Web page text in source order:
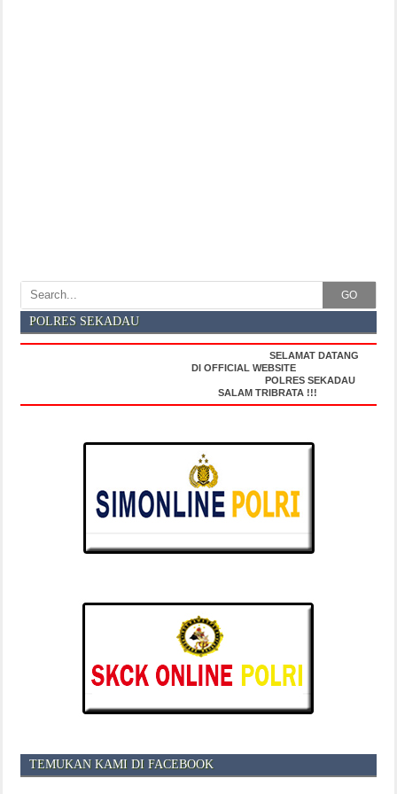
GO
POLRES SEKADAU
SELAMAT DATANG
DI OFFICIAL WEBSITE
POLRES SEKADAU
SALAM TRIBRATA !!!
TEMUKAN KAMI DI FACEBOOK